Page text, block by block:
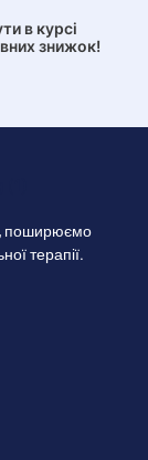
в курсі
знижок!
поширюємо
терапії.